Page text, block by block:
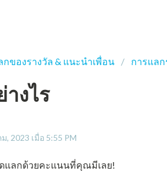
กของรางวัล & แนะนำเพื่อน การแลก
งไร
, 2023 เมื่อ 5:55 PM
แลกด้วยคะแนนที่คุณมีเลย!